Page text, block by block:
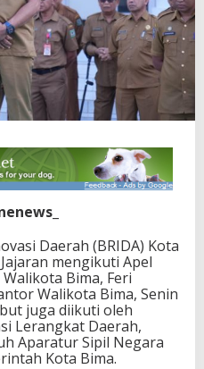
Daerah (BRIDA) Kota
mengikuti Apel
Bima, Feri
Walikota Bima, Senin
juga diikuti oleh
Lerangkat Daerah,
Aparatur Sipil Negara
Kota Bima.